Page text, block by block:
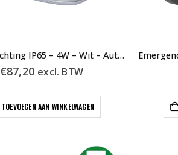
Noodverlichting IP65 – 4W – Wit – Automatische Test
€87,20 excl. BTW
TOEVOEGEN AAN WINKELWAGEN